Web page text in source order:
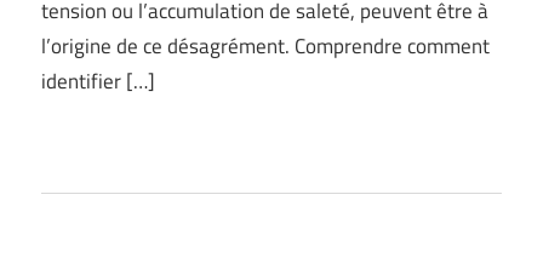
tension ou l’accumulation de saleté, peuvent être à
l’origine de ce désagrément. Comprendre comment
identifier […]